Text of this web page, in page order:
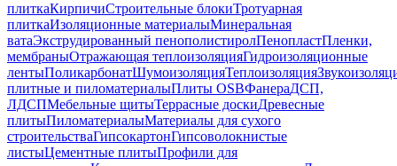
плиткаКирпичиСтроительные блокиТротуарная
плиткаИзоляционные материалыМинеральная
ватаЭкструдированный пенополистиролПенопластПленки,
мембраныОтражающая теплоизоляцияГидроизоляционные
лентыПоликарбонатШумоизоляцияТеплоизоляция
плитные и пиломатериалыПлиты OSBФанераДСП,
ЛДСПМебельные щитыТеррасные доскиДревесные
плитыПиломатериалыМатериалы для сухого
строительстваГипсокартонГипсоволокнистые
листыЦементные плитыПрофили для